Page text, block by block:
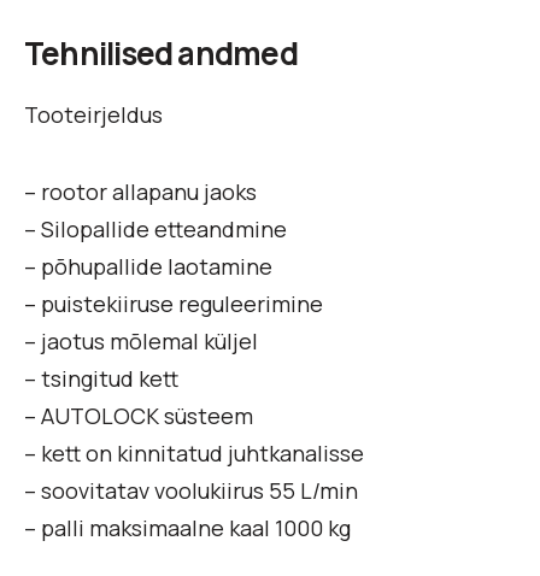
Tehnilised andmed
Tooteirjeldus
– rootor allapanu jaoks
– Silopallide etteandmine
– põhupallide laotamine
– puistekiiruse reguleerimine
– jaotus mõlemal küljel
– tsingitud kett
– AUTOLOCK süsteem
– kett on kinnitatud juhtkanalisse
– soovitatav voolukiirus 55 L/min
– palli maksimaalne kaal 1000 kg